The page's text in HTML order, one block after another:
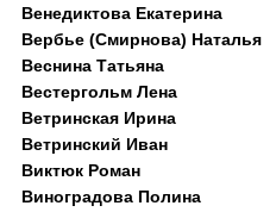
Венедиктова Екатерина
Вербье (Смирнова) Наталья
Веснина Татьяна
Вестергольм Лена
Ветринская Ирина
Ветринский Иван
Виктюк Роман
Виноградова Полина